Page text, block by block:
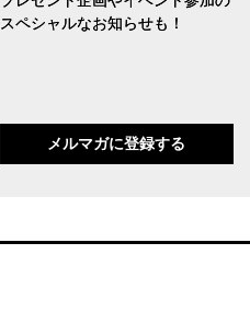
スペシャルなお知らせも！
メルマガに登録する